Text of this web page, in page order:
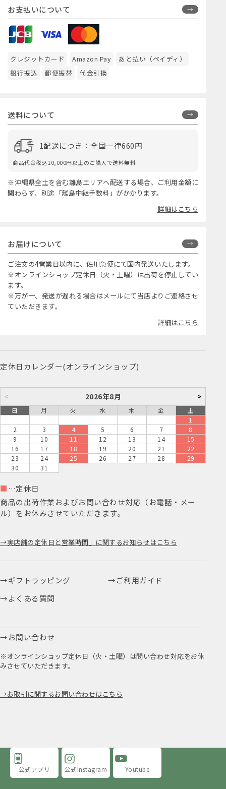
お支払いについて
クレジットカード Amazon Pay
あと払い（ペイディ）
銀行振込
郵便振替 代金引換
送料について
1配送につき：全国一律660円
商品代金税込10,000円以上のご購入で送料無料
※沖縄県全土を含む離島エリアへ配送する場合、ご利用金額に
関わらず、別途「離島中継手数料」がかかります。
詳細はこちら
お届けについて
ご注文の4営業日以内に、佐川急便にて国内発送いたします。
※オンラインショップ定休日（火・土曜）は出荷を停止してい
ます。
※万が一、発送が遅れる場合はメールにて当店よりご連絡させ
ていただきます。
詳細はこちら
定休日カレンダー(オンラインショップ)
< 2026年8月 >
日 月 火 水 木 金
土
1
2
3 4 5 6 7
8
9
10 11 12 13 14
15
16
17 18 19 20 21
22
23
24 25 26 27 28
29
30
31
■ …定休日
商品の出荷作業およびお問い合わせ対応（お電話・メー
ル）をお休みさせていただきます。
実店舗の定休日と営業時間」に関するお知らせはこちら
ギフトラッピング
ご利用ガイド
よくある質問
お問い合わせ
※オンラインショップ定休日（火・土曜）は問い合わせ対応をお休
みさせていただきます。
お取引に関するお問い合わせはこちら
公式アプリ 公式Instagram Youtube